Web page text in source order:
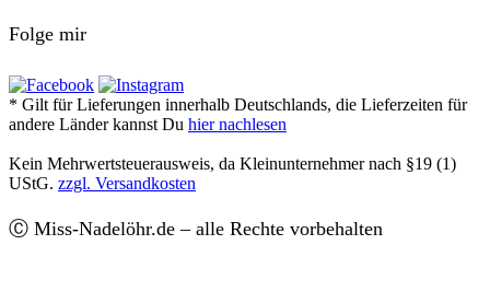
Folge mir
* Gilt für Lieferungen innerhalb Deutschlands, die Lieferzeiten für
andere Länder kannst Du hier nachlesen
Kein Mehrwertsteuerausweis, da Kleinunternehmer nach §19 (1)
UStG. zzgl. Versandkosten
Ⓒ Miss-Nadelöhr.de – alle Rechte vorbehalten